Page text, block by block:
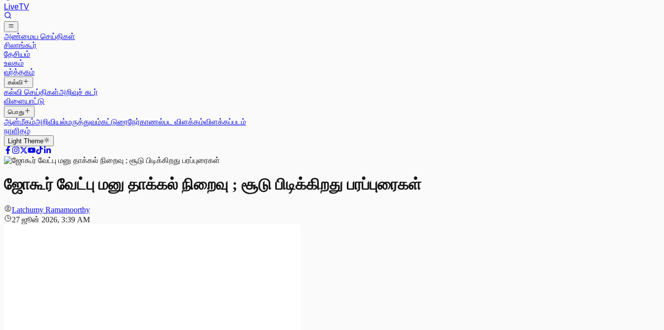
LiveTV
அண்மைய செய்திகள்
சிலாங்கூர்
தேசியம்
உலகம்
வர்த்தகம்
கல்வி
கல்வி செய்திகள்அறிவுச் சுடர்
விளையாட்டு
பொது
ஆன்மீகம்அறிவியல்மருத்துவம்கட்டுரைநேர்காணல்பட விளக்கம்விளக்கப்படம்
நாளிதழ்
Light Theme
ஜோகூர் வேட்பு மனு தாக்கல் நிறைவு ; சூடு பிடிக்கிறது பரப்புரைகள்
Latchumy Ramamoorthy
27 ஜூன் 2026, 3:39 AM